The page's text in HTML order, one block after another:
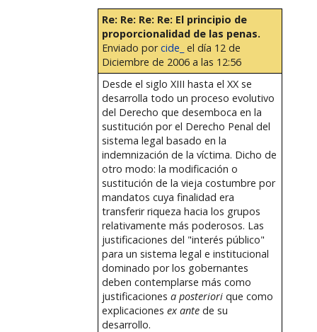
Re: Re: Re: Re: El principio de
proporcionalidad de las penas.
Enviado porcide_ el día 12 de
Diciembre de 2006 a las 12:56
Desde el siglo XIII hasta el XX se
desarrolla todo un proceso evolutivo
del Derecho que desemboca en la
sustitución por el Derecho Penal del
sistema legal basado en la
indemnización de la víctima. Dicho de
otro modo: la modificación o
sustitución de la vieja costumbre por
mandatos cuya finalidad era
transferir riqueza hacia los grupos
relativamente más poderosos. Las
justificaciones del "interés público"
para un sistema legal e institucional
dominado por los gobernantes
deben contemplarse más como
justificaciones a posteriorique como
explicaciones ex antede su
desarrollo.